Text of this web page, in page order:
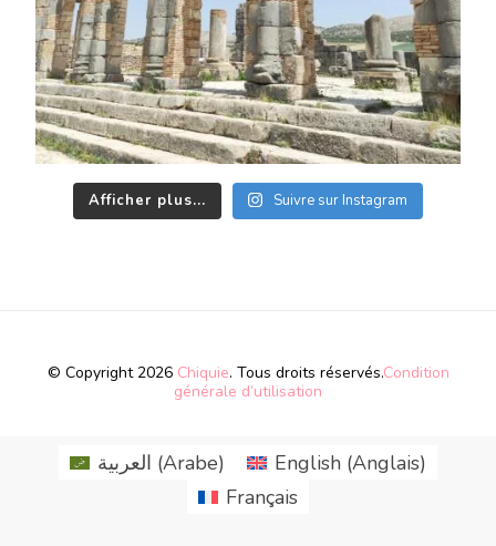
Afficher plus... Suivre sur Instagram
© Copyright 2026 Chiquie. Tous droits réservés.Condition
générale d’utilisation
العربية (Arabe) English (Anglais)
Français